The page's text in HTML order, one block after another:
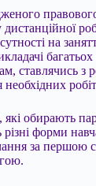
дистанційної
на
багатьох
ставлячись з
які обирають
форми
за першою